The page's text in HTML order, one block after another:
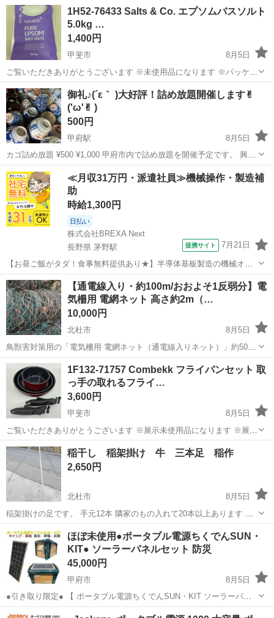
1H52-76433 Salts & Co. エプソムバスソルト
5.0kg …
1,400円
甲斐市
8月5日
ご覧いただきありがとうございます ※未使用品になります ※パッケー
ジ破損品になります ※商品は、問題ございません ※参考価格/1,998円
商品の詳細 この入浴料には、潤いのある健やかな肌を保つために欠か
せな...
山梨 甲斐市 家庭用品
御礼♪(´ε｀ )大好評！詰め放題開催します✌︎
('ω'✌︎ )
500円
甲府駅
8月5日
カゴ詰め放題 ¥500 ¥1,000 甲府市内で詰め放題を開催予定です。 興味
がある方に開催場所をお知らせ致します。 店内大処分のため期間限定
開催致します。
山梨 甲府市 甲府駅 食器
≪月収31万円・派遣社員≫機械操作・製造補
助
時給1,300円
日払い
株式会社BREXA Next
長野県 茅野駅
提携サイト 7月21日
【お昼ご飯がタダ！食事無料提供あり★】半導体基板製造の機械オペ
レーターや検査作業！未経験活躍中★カップル＆友達同士の応募OK！
赴任旅費会社負担★嬉しい無料送迎◎正社員登用制度あり！マイカー
通勤OK！無料駐車場完備！《長野県茅...
長野 茅野市 茅野駅 その他
【通電線入り・約100m/おおよそ1反弱分】電
気柵用 電網ネット 高さ約2m（…
10,000円
北杜市
8月5日
​鳥獣害対策用の「電気柵用 電網ネット（通電線入りネット）」約500
メートル分（約5反分）のまとめ売りです。 普通の防獣ネットではな
く、電気を通せるタイプですのでイノシシ・シカ・サルなどの対策に
最適です。 ​新品で揃...
山梨 北杜市
1F132-71757 Combekk フライパンセット 取
っ手の取れるフライ…
3,600円
甲斐市
8月5日
ご覧いただきありがとうございます ※展示未使用品になります ※展示
に伴うキズ及び汚れ等ある場合があります ※参考価格/7,798円 商品の
っ...
山梨 甲斐市 調理器具
稲干し 稲架掛け 牛 三本足 稲作
2,650円
北杜市
8月5日
稲架掛けの足です。 手元12本 隣家のもの入れて20本以上あります 一
本の価格 横棒もあります 今年は 天日干ししたいという方 どうぞ
山梨 北杜市 家庭用品 稲架
ほぼ未使用●ポータブル電源ちくでんSUN・
KIT● ソーラーパネルセット 防災
45,000円
甲府市
8月5日
●引き取り限定● 【 ポータブル電源ちくでんSUN・KIT ソーラーパネ
ルセット 】 車載 車中泊 アウトドア 家庭用 旅行 キャンプ イーズ
山梨 甲府市 防災、セキュリティ ソーラーパネル